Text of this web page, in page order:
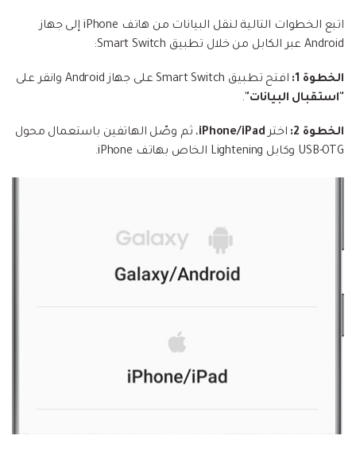
اتبع الخطوات التالية لنقل البيانات من هاتف iPhone إلى جهاز
Android عبر الكابل من خلال تطبيق Smart Switch:
الخطوة 1:
افتح تطبيق Smart Switch على جهاز Android وانقر على
"استقبال البيانات".
الخطوة 2: اخترiPhone/iPad، ثم وصّل الهاتفين باستعمال محول
USB-OTG وكابل Lightening الخاص بهاتف iPhone.